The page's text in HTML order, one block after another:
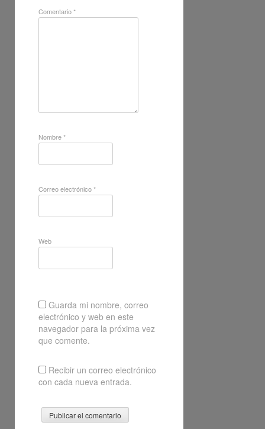
Comentario*
Nombre*
Correo electrónico*
Web
Guarda mi nombre, correo
electrónico y web en este
navegador para la próxima vez
que comente.
Recibir un correo electrónico
con cada nueva entrada.